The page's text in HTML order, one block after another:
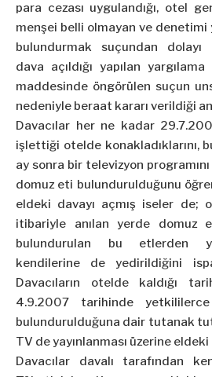
para cezası uygulandığı, otel
menşei belli olmayan ve denetimi
bulundurmak suçundan dolayı
dava açıldığı yapılan
maddesinde öngörülen suçun
nedeniyle beraat kararı verildiği
Davacılar her ne kadar
işlettiği otelde konakladıklarını,
ay sonra bir televizyon
domuz eti bulundurulduğunu
eldeki davayı açmış iseler de;
itibariyle anılan yerde domuz
bulundurulan bu etlerden
kendilerine de yedirildiğini
Davacıların otelde kaldığı
4.9.2007 tarihinde
bulundurulduğuna dair tutanak
TV de yayınlanması üzerine eldeki
Davacılar davalı tarafından